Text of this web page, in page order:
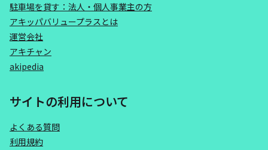
駐車場を貸す：法人・個人事業主の方
アキッパバリュープラスとは
運営会社
アキチャン
akipedia
サイトの利用について
よくある質問
利用規約